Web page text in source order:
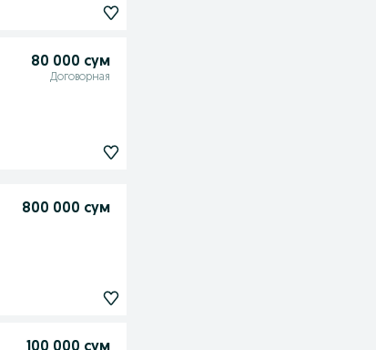
80 000 сум
Договорная
800 000 сум